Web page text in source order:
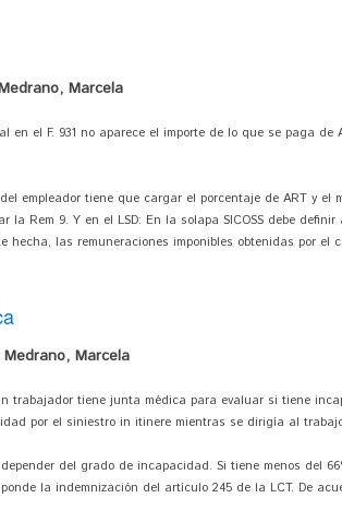
Marcela
en el F. 931 no aparece el importe de lo que se paga
empleador tiene que cargar el porcentaje de ART y
la Rem 9. Y en el LSD: En la solapa SICOSS debe
hecha, las remuneraciones imponibles obtenidas por el
Medrano, Marcela
trabajador tiene junta médica para evaluar si tiene
por el siniestro in itinere mientras se dirigía al
del grado de incapacidad. Si tiene menos del
la indemnización del artículo 245 de la LCT. De